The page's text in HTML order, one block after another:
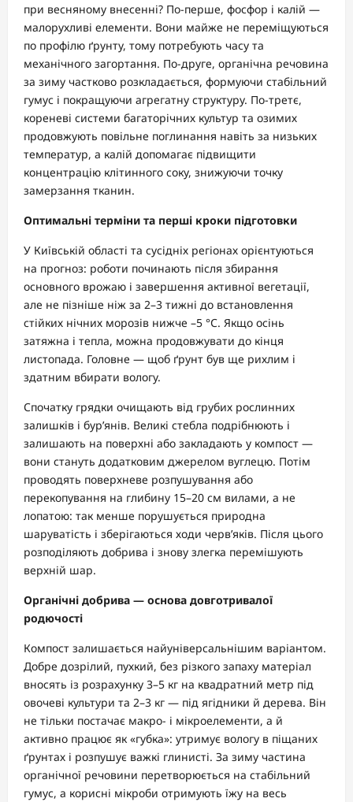
при весняному внесенні? По-перше, фосфор і калій —
малорухливі елементи. Вони майже не переміщуються
по профілю ґрунту, тому потребують часу та
механічного загортання. По-друге, органічна речовина
за зиму частково розкладається, формуючи стабільний
гумус і покращуючи агрегатну структуру. По-третє,
кореневі системи багаторічних культур та озимих
продовжують повільне поглинання навіть за низьких
температур, а калій допомагає підвищити
концентрацію клітинного соку, знижуючи точку
замерзання тканин.
Оптимальні терміни та перші кроки підготовки
У Київській області та сусідніх регіонах орієнтуються
на прогноз: роботи починають після збирання
основного врожаю і завершення активної вегетації,
але не пізніше ніж за 2–3 тижні до встановлення
стійких нічних морозів нижче –5 °C. Якщо осінь
затяжна і тепла, можна продовжувати до кінця
листопада. Головне — щоб ґрунт був ще рихлим і
здатним вбирати вологу.
Спочатку грядки очищають від грубих рослинних
залишків і бур’янів. Великі стебла подрібнюють і
залишають на поверхні або закладають у компост —
вони стануть додатковим джерелом вуглецю. Потім
проводять поверхневе розпушування або
перекопування на глибину 15–20 см вилами, а не
лопатою: так менше порушується природна
шаруватість і зберігаються ходи черв’яків. Після цього
розподіляють добрива і знову злегка перемішують
верхній шар.
Органічні добрива — основа довготривалої
родючості
Компост залишається найуніверсальнішим варіантом.
Добре дозрілий, пухкий, без різкого запаху матеріал
вносять із розрахунку 3–5 кг на квадратний метр під
овочеві культури та 2–3 кг — під ягідники й дерева. Він
не тільки постачає макро- і мікроелементи, а й
активно працює як «губка»: утримує вологу в піщаних
ґрунтах і розпушує важкі глинисті. За зиму частина
органічної речовини перетворюється на стабільний
гумус, а корисні мікроби отримують їжу на весь